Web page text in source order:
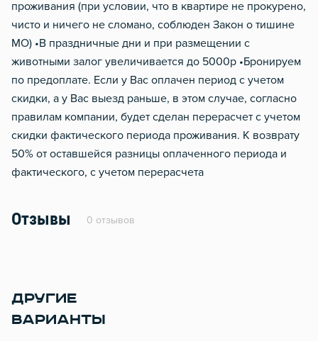
проживания (при условии, что в квартире не прокурено,
чисто и ничего не сломано, соблюден Закон о тишине
МО) •В праздничные дни и при размещении с
животными залог увеличивается до 5000р •Бронируем
по предоплате. Если у Вас оплачен период с учетом
скидки, а у Вас выезд раньше, в этом случае, согласно
правилам компании, будет сделан перерасчет с учетом
скидки фактического периода проживания. К возврату
50% от оставшейся разницы оплаченного периода и
фактического, с учетом перерасчета
Отзывы 0 отзывов
ДРУГИЕ
ВАРИАНТЫ